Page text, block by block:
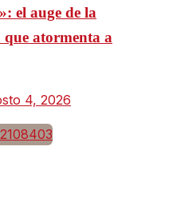
el auge de la
atormenta a
4, 2026